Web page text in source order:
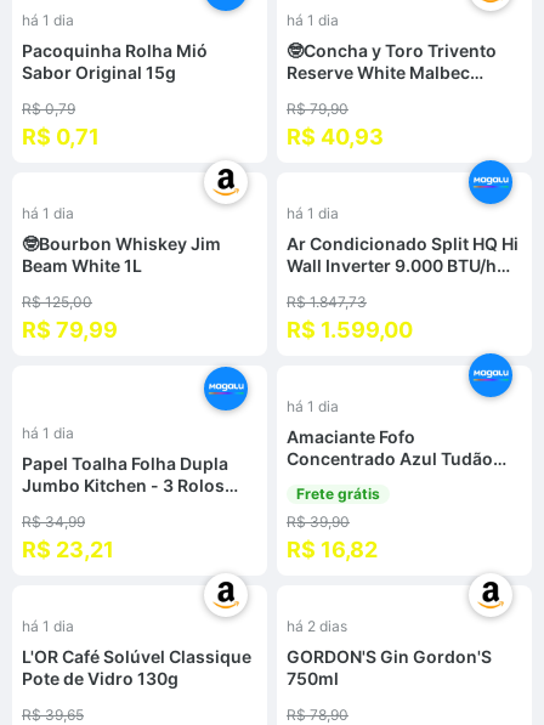
há 1 dia
Pacoquinha Rolha Mió
Sabor Original 15g
R$ 0,79
R$ 0,71
-49 há 1 dia
🤓Concha y Toro Trivento
Reserve White Malbec
R$ 79,90
R$ 40,93
há 1 dia
🤓Bourbon Whiskey Jim
Beam White 1L
R$ 125,00
R$ 79,99
-13 há 1 dia
Ar Condicionado Split HQ Hi
Wall Inverter 9.000 BTU/h
VIHT9KCO3S2S13 - 220V
R$ 1.847,73
R$ 1.599,00
há 1 dia
Papel Toalha Folha Dupla
Jumbo Kitchen - 3 Rolos
R$ 34,99
R$ 23,21
-59 há 1 dia
Amaciante Fofo
Concentrado Azul Tudão
Frete grátis
R$ 39,90
R$ 16,82
há 1 dia
L'OR Café Solúvel Classique
Pote de Vidro 130g
R$ 39,65
-37 há 2 dias
GORDON'S Gin Gordon'S
750ml
R$ 78,90